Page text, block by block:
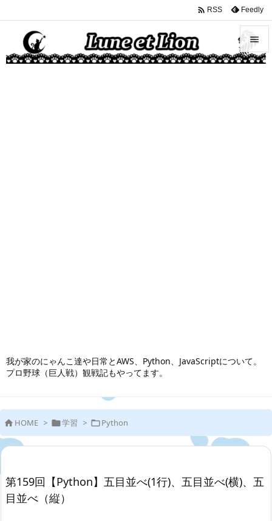
我が家のにゃんこ達や日常とAWS、Python、JavaScriptについて。
プロ野球（巨人戦）観戦記もやってます。


 RSS Feedly
 HOME > 学習 > Python
第159回【Python】五目並べ(1行)、五目並べ(横)、五
目並べ（縦）